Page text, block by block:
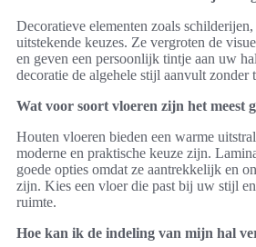
Decoratieve elementen zoals
uitstekende keuzes. Ze vergroten de
en geven een persoonlijk tintje aan uw
decoratie de algehele stijl aanvult zonder
Wat voor soort vloeren zijn het meest
Houten vloeren bieden een warme
moderne en praktische keuze zijn.
goede opties omdat ze aantrekkelijk en
zijn. Kies een vloer die past bij uw stijl
ruimte.
Hoe kan ik de indeling van mijn hal